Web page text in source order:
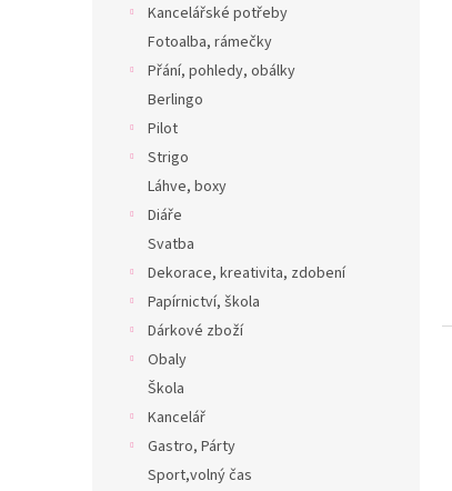
Kancelářské potřeby
Fotoalba, rámečky
Přání, pohledy, obálky
Berlingo
Pilot
Strigo
Láhve, boxy
Diáře
Svatba
Dekorace, kreativita, zdobení
Papírnictví, škola
Dárkové zboží
Obaly
Škola
Kancelář
Gastro, Párty
Sport,volný čas